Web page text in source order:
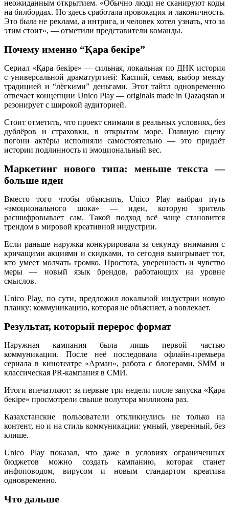
неожиданным открытием. «Обычно люди не сканируют коды
на билбордах. Но здесь сработала провокация и лаконичность.
Это была не реклама, а интрига, и человек хотел узнать, что за
этим стоит», — отметили представители команды.
Почему именно “Қара бекіре”
Сериал «Қара бекіре» — сильная, локальная по ДНК история
с универсальной драматургией: Каспий, семья, выбор между
традицией и “лёгкими” деньгами. Этот тайтл одновременно
отвечает концепции Unico Play — originals made in Qazaqstan и
резонирует с широкой аудиторией.
Стоит отметить, что проект снимали в реальных условиях, без
дублёров и страховки, в открытом море. Главную сцену
погони актёры исполняли самостоятельно — это придаёт
истории подлинность и эмоциональный вес.
Маркетинг нового типа: меньше текста —
больше идеи
Вместо того чтобы объяснять, Unico Play выбрал путь
«эмоционального шока» — идеи, которую зритель
расшифровывает сам. Такой подход всё чаще становится
трендом в мировой креативной индустрии.
Если раньше наружка конкурировала за секунду внимания с
кричащими акциями и скидками, то сегодня выигрывает тот,
кто умеет молчать громко. Простота, уверенность и чувство
меры — новый язык брендов, работающих на уровне
смыслов.
Unico Play, по сути, предложил локальной индустрии новую
планку: коммуникацию, которая не объясняет, а вовлекает.
Результат, который перерос формат
Наружная кампания была лишь первой частью
коммуникации. После неё последовала офлайн-премьера
сериала в кинотеатре «Арман», работа с блогерами, SMM и
классическая PR-кампания в СМИ.
Итоги впечатляют: за первые три недели после запуска «Қара
бекіре» просмотрели свыше полутора миллиона раз.
Казахстанские пользователи откликнулись не только на
контент, но и на стиль коммуникации: умный, уверенный, без
клише.
Unico Play показал, что даже в условиях ограниченных
бюджетов можно создать кампанию, которая станет
инфоповодом, вирусом и новым стандартом креатива
одновременно.
Что дальше